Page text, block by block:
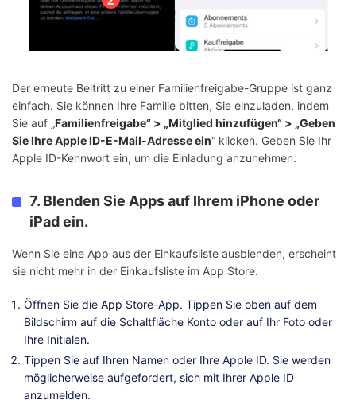
Der erneute Beitritt zu einer Familienfreigabe-Gruppe ist ganz
einfach. Sie können Ihre Familie bitten, Sie einzuladen, indem
Sie auf „Familienfreigabe“ > „Mitglied hinzufügen“ > „Geben
Sie Ihre Apple ID-E-Mail-Adresse ein“ klicken. Geben Sie Ihr
Apple ID-Kennwort ein, um die Einladung anzunehmen.
7. Blenden Sie Apps auf Ihrem iPhone oder
iPad ein.
Wenn Sie eine App aus der Einkaufsliste ausblenden, erscheint
sie nicht mehr in der Einkaufsliste im App Store.
Öffnen Sie die App Store-App. Tippen Sie oben auf dem
Bildschirm auf die Schaltfläche Konto oder auf Ihr Foto oder
Ihre Initialen.
Tippen Sie auf Ihren Namen oder Ihre Apple ID. Sie werden
möglicherweise aufgefordert, sich mit Ihrer Apple ID
anzumelden.